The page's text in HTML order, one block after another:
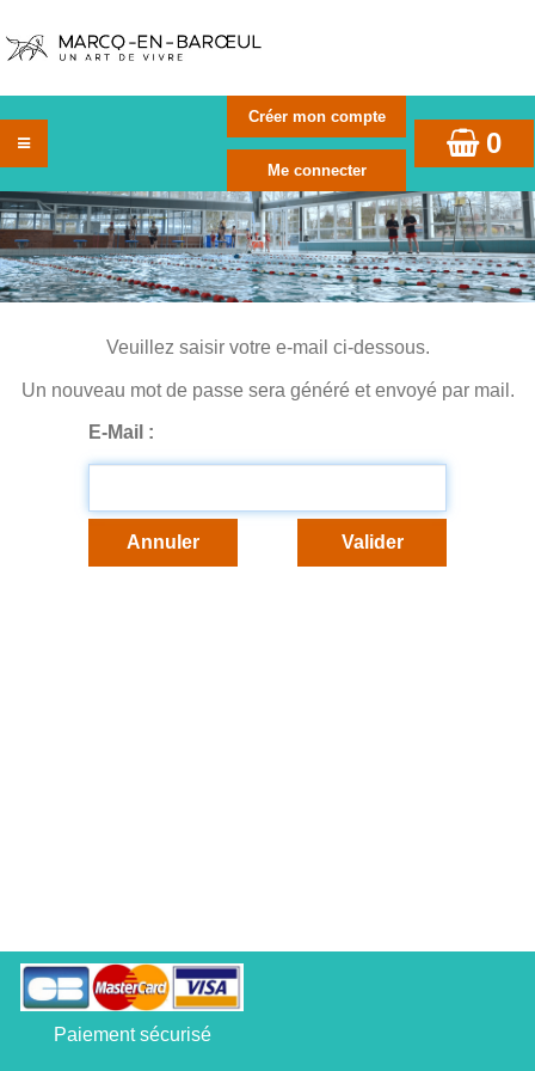
0
Veuillez saisir votre e-mail ci-dessous.
Un nouveau mot de passe sera généré et envoyé par mail.
E-Mail :
Paiement sécurisé